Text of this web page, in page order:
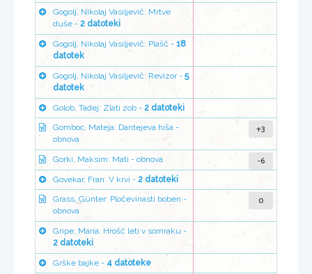
Gogolj, Nikolaj Vasiljevič: Mrtve
duše - 2 datoteki
Gogolj, Nikolaj Vasiljevič: Plašč - 18
datotek
Gogolj, Nikolaj Vasiljevič: Revizor - 5
datotek
Golob, Tadej: Zlati zob - 2 datoteki
Gomboc, Mateja: Dantejeva hiša -
obnova
+3
Gorki, Maksim: Mati - obnova -6
Govekar, Fran: V krvi - 2 datoteki
Grass, Günter: Pločevinasti boben -
obnova
0
Gripe, Maria: Hrošč leti v somraku -
2 datoteki
Grške bajke - 4 datoteke